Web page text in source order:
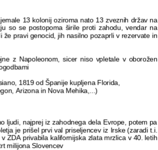
13 kolonij oziroma nato 13 zveznih držav na
so se postopoma širile proti zahodu,  vendar na
pravi genocid, jih nasilno pozaprli v rezervate in
z
Napoleonom,   sicer   niso   vpletale   v   oborožen
, 1819 od Španije kupljena Florida
, Arizona in Nova Mehika ,...)
ljudi, najprej iz zahodnega dela Evrope, potem pa
je prišel prvi val priseljencev iz Irske (zaradi t.i.
v ZDA privabila kalifornijska zlata mrzlica v 40. letih
milijona Slovencev